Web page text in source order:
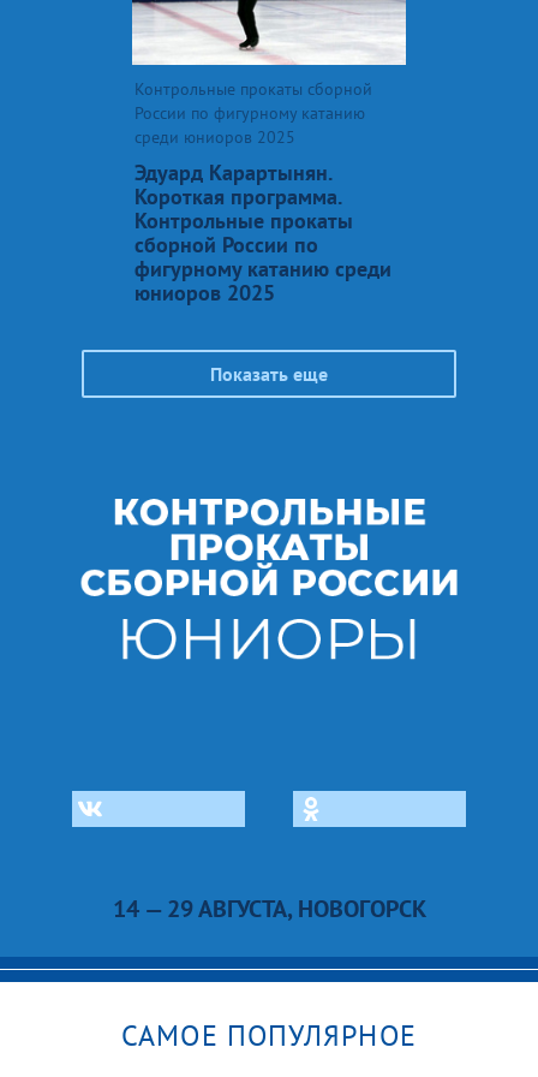
Контрольные прокаты сборной
России по фигурному катанию
среди юниоров 2025
Эдуард Карартынян.
Короткая программа.
Контрольные прокаты
сборной России по
фигурному катанию среди
юниоров 2025
Показать еще
14 — 29 АВГУСТА, НОВОГОРСК
САМОЕ ПОПУЛЯРНОЕ